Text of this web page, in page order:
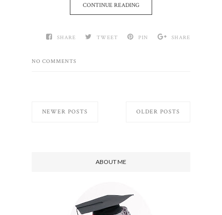
CONTINUE READING
SHARE TWEET PIN SHARE
NO COMMENTS
NEWER POSTS OLDER POSTS
ABOUT ME